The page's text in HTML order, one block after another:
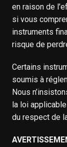
en raison de
si vous
instruments
risque de
Certains
soumis à
Nous
la loi
du respect de